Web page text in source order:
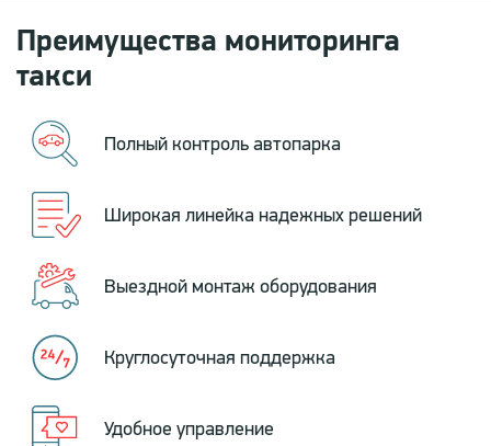
Преимущества мониторинга
такси
Полный контроль автопарка
Широкая линейка надежных решений
Выездной монтаж оборудования
Круглосуточная поддержка
Удобное управление